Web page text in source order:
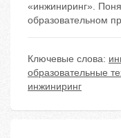
«инжиниринг».
образовательном
Ключевые слова:
образовательные
инжиниринг